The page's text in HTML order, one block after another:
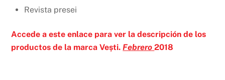
Revista presei
Accede a este enlace para ver la descripción de los
productos de la marca Vești. Febrero2018